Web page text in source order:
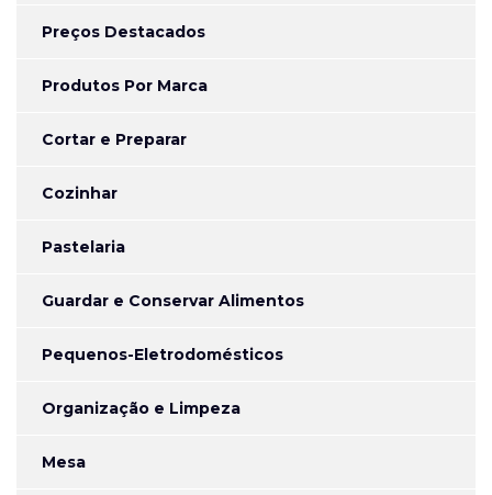
Preços Destacados
Produtos Por Marca
Cortar e Preparar
Cozinhar
Pastelaria
Guardar e Conservar Alimentos
Pequenos-Eletrodomésticos
Organização e Limpeza
Mesa